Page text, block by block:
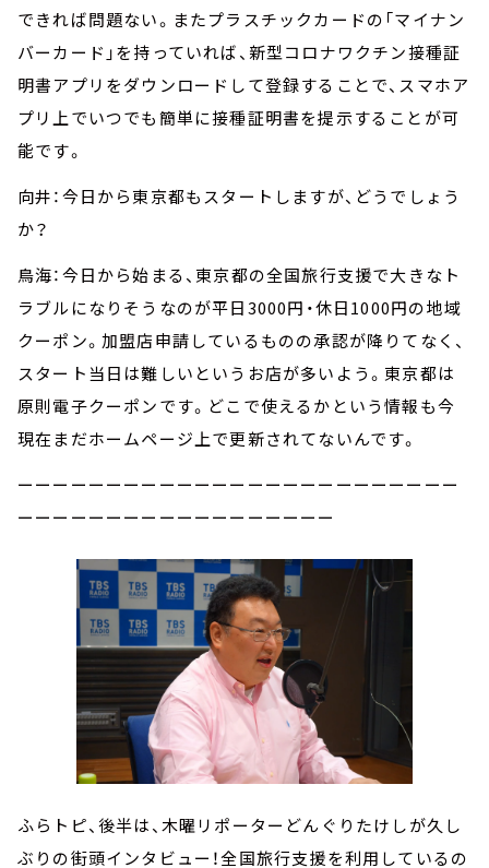
できれば問題ない。またプラスチックカードの「マイナン
バーカード」を持っていれば、新型コロナワクチン接種証
明書アプリをダウンロードして登録することで、スマホア
プリ上でいつでも簡単に接種証明書を提示することが可
能です。
向井：今日から東京都もスタートしますが、どうでしょう
か？
鳥海：今日から始まる、東京都の全国旅行支援で大きなト
ラブルになりそうなのが平日3000円・休日1000円の地域
クーポン。加盟店申請しているものの承認が降りてなく、
スタート当日は難しいというお店が多いよう。東京都は
原則電子クーポンです。どこで使えるかという情報も今
現在まだホームページ上で更新されてないんです。
ーーーーーーーーーーーーーーーーーーーーーーーーー
ーーーーーーーーーーーーーーーーーー
ふらトピ、後半は、木曜リポーターどんぐりたけしが久し
ぶりの街頭インタビュー！全国旅行支援を利用しているの